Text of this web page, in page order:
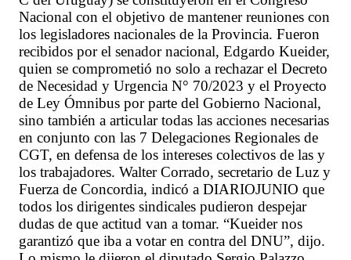
Nacional con el objetivo de mantener reuniones con
los legisladores nacionales de la Provincia. Fueron
recibidos por el senador nacional, Edgardo Kueider,
quien se comprometió no solo a rechazar el Decreto
de Necesidad y Urgencia N° 70/2023 y el Proyecto
de Ley Ómnibus por parte del Gobierno Nacional,
sino también a articular todas las acciones necesarias
en conjunto con las 7 Delegaciones Regionales de
CGT, en defensa de los intereses colectivos de las y
los trabajadores. Walter Corrado, secretario de Luz y
Fuerza de Concordia, indicó a DIARIOJUNIO que
todos los dirigentes sindicales pudieron despejar
dudas de que actitud van a tomar. “Kueider nos
garantizó que iba a votar en contra del DNU”, dijo.